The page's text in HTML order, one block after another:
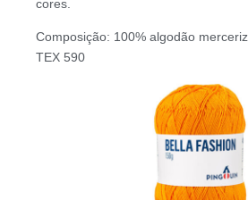
cores.
Composição: 100% algodão
TEX 590